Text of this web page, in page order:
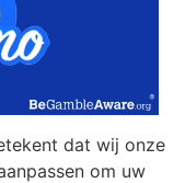
dat wij onze
om uw